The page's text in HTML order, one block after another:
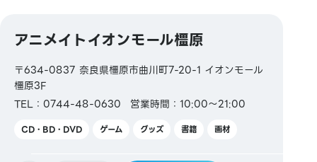
アニメイトイオンモール橿原
〒634-0837 奈良県橿原市曲川町7-20-1 イオンモール
橿原3F
TEL：0744-48-0630
営業時間：10:00～21:00
CD・BD・DVD ゲーム グッズ 書籍 画材